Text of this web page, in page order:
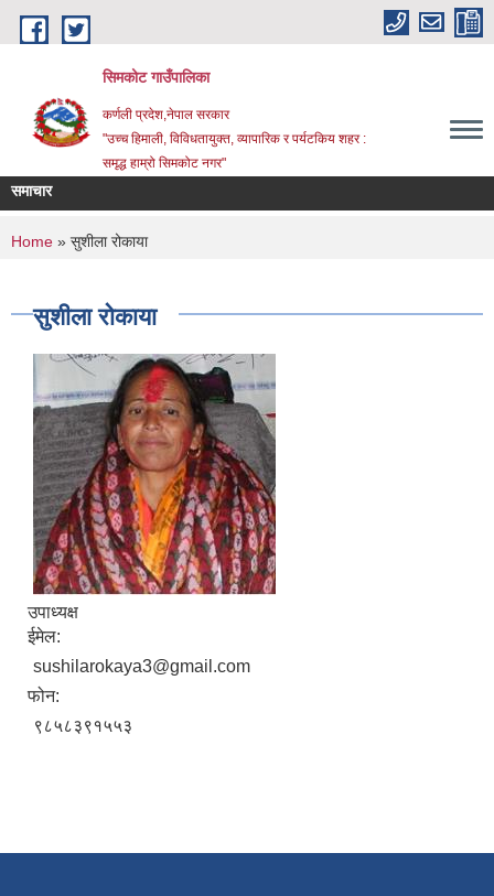
Skip to main content
सिमकोट गाउँपालिका
कर्णली प्रदेश,नेपाल सरकार
"उच्च हिमाली, विविधतायुक्त, व्यापारिक र पर्यटकिय शहर :
समृद्ध हाम्रो सिमकोट नगर"
समाचार
सम्बन्धी सूचना
You are here
Home » सुशीला रोकाया
सुशीला रोकाया
उपाध्यक्ष
ईमेल:
sushilarokaya3@gmail.com
फोन:
९८५८३९१५५३